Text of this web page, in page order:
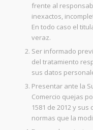
frente al
inexactos,
En todo caso el
veraz.
Ser informado
del tratamiento
sus datos
Presentar ante la
Comercio quejas
1581 de 2012 y
normas que la